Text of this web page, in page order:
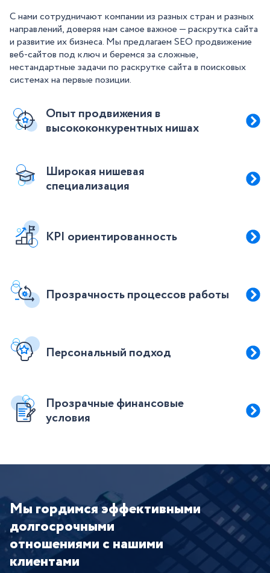
С нами сотрудничают компании из разных стран и разных
направлений, доверяя нам самое важное — раскрутка сайта
и развитие их бизнеса. Мы предлагаем SEO продвижение
веб-сайтов под ключ и беремся за сложные,
нестандартные задачи по раскрутке сайта в поисковых
системах на первые позиции.
Опыт продвижения в
высококонкурентных нишах
Широкая нишевая
специализация
KPI ориентированность
Прозрачность процессов работы
Персональный подход
Прозрачные финансовые
условия
Мы гордимся эффективными
долгосрочными
отношениями с нашими
клиентами